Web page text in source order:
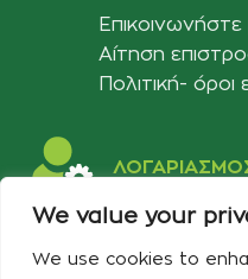
We value your
We use cookies to
Επικοινωνήστε
Αίτηση
Πολιτική-
Στοιχεία